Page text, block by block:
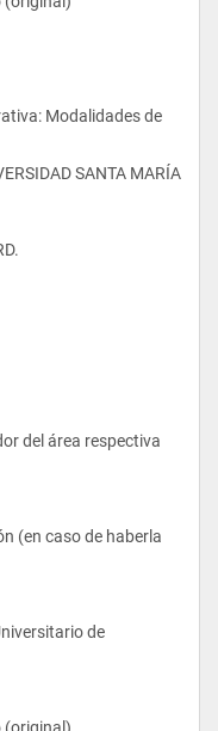
Modalidades de
SANTA MARÍA
del área respectiva
(en caso de haberla
de